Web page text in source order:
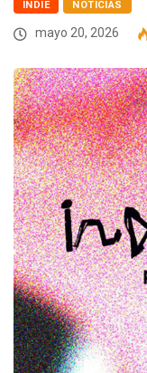
INDIE NOTICIAS
mayo 20, 2026